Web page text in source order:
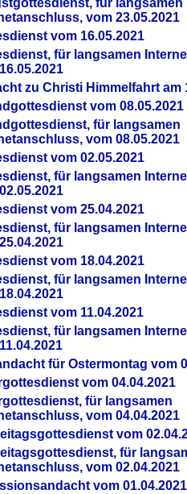
für langsamen
vom 23.05.2021
vom 16.05.2021
für langsamen
zu Christi Himmelfahrt am
vom 08.05.2021
für langsamen
vom 08.05.2021
vom 02.05.2021
für langsamen
vom 25.04.2021
für langsamen
vom 18.04.2021
für langsamen
vom 11.04.2021
für langsamen
für Ostermontag vom
vom 04.04.2021
für langsamen
vom 04.04.2021
vom
für
vom 02.04.2021
vom 01.04.2021